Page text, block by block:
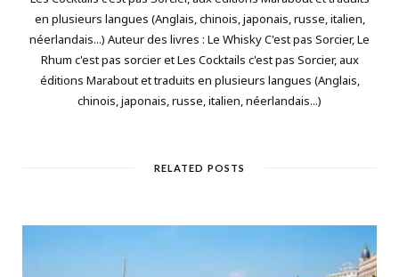
en plusieurs langues (Anglais, chinois, japonais, russe, italien,
néerlandais...) Auteur des livres : Le Whisky C'est pas Sorcier, Le
Rhum c'est pas sorcier et Les Cocktails c'est pas Sorcier, aux
éditions Marabout et traduits en plusieurs langues (Anglais,
chinois, japonais, russe, italien, néerlandais...)
RELATED POSTS